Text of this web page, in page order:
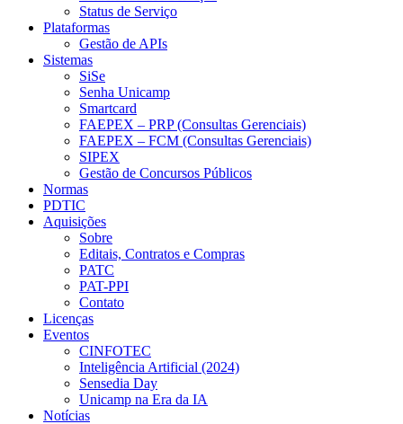
Status de Serviço
Plataformas
Gestão de APIs
Sistemas
SiSe
Senha Unicamp
Smartcard
FAEPEX – PRP (Consultas Gerenciais)
FAEPEX – FCM (Consultas Gerenciais)
SIPEX
Gestão de Concursos Públicos
Normas
PDTIC
Aquisições
Sobre
Editais, Contratos e Compras
PATC
PAT-PPI
Contato
Licenças
Eventos
CINFOTEC
Inteligência Artificial (2024)
Sensedia Day
Unicamp na Era da IA
Notícias